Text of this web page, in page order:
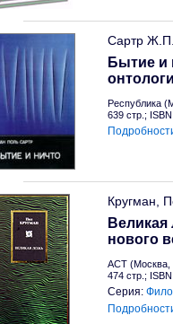
Сартр
Бытие и
Республика
639 стр.;
Кругман,
нового
АСТ (Москва,
474 стр.;
Серия: